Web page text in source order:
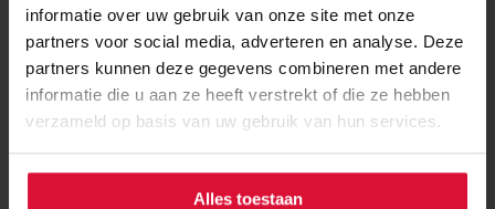
informatie over uw gebruik van onze site met onze
partners voor social media, adverteren en analyse. Deze
partners kunnen deze gegevens combineren met andere
informatie die u aan ze heeft verstrekt of die ze hebben
verzameld op basis van uw gebruik van hun services.
Alles toestaan
Lees verder...
9 april 2020
Informatiepagina over coronavirus
en longkanker